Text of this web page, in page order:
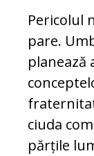
Pericolul
pare.
planează
ciuda
părțile